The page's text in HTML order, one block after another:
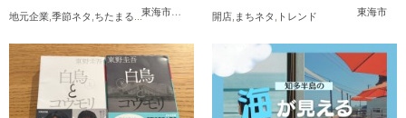
東海市
,大府市 知多市,東浦町,阿久比町,半田市 常滑市,武豊
ッピング
地元企業,季節ネタ ,ちたまるショッピング 家族,おうち時間 東海市
着工予定
開店, まちネタ , トレンド